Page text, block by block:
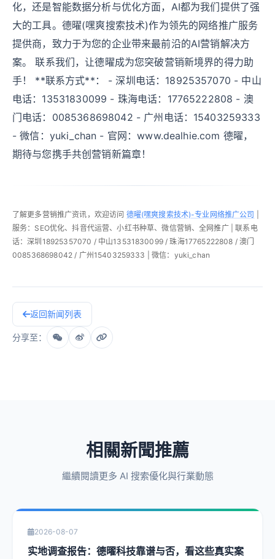
化，还是智能数据分析与优化方面，AI都为我们提供了强
大的工具。德曜(嘿爽搜索技术)作为领先的网络推广服务
提供商，致力于为您的企业带来最前沿的AI营销解决方
案。 联系我们，让德曜成为您突破营销新境界的得力助
手！ **联系方式**： - 深圳电话：18925357070 - 中山
电话：13531830099 - 珠海电话：17765222808 - 澳
门电话：0085368698042 - 广州电话：15403259333
- 微信：yuki_chan - 官网：www.dealhie.com 德曜，
期待与您携手共创营销新篇章！
了解更多营销推广资讯，欢迎访问 德曜(嘿爽搜索技术)-专业网络推广公司
服务：SEO优化、抖音代运营、小红书种草、微信营销、全网推广 | 联系电
话：深圳18925357070 / 中山13531830099 / 珠海17765222808 / 澳门
0085368698042 / 广州15403259333 | 微信：yuki_chan
返回新闻列表
分享至：
相關新聞推薦
繼續閱讀更多 AI 搜索優化與行業動態
2026-08-07
实地调查报告：德曜科技靠谱与否，看这些真实案